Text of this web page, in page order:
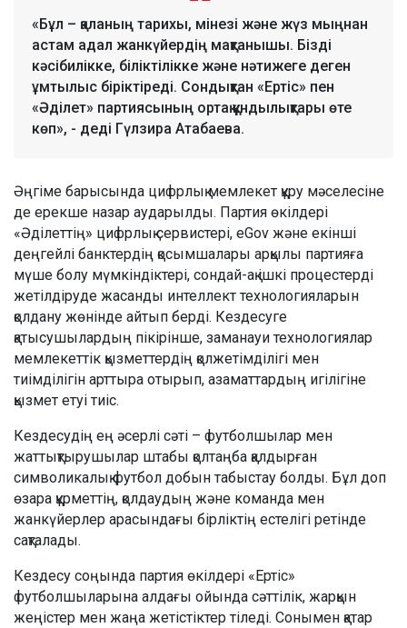
«Бұл – қаланың тарихы, мінезі және жүз мыңнан
астам адал жанкүйердің мақтанышы. Бізді
кәсібилікке, біліктілікке және нәтижеге деген
ұмтылыс біріктіреді. Сондықтан «Ертіс» пен
«Әділет» партиясының ортақ құндылықтары өте
көп», - деді Гүлзира Атабаева.
Әңгіме барысында цифрлық мемлекет құру мәселесіне
де ерекше назар аударылды. Партия өкілдері
«Әділеттің» цифрлық сервистері, eGov және екінші
деңгейлі банктердің қосымшалары арқылы партияға
мүше болу мүмкіндіктері, сондай-ақ ішкі процестерді
жетілдіруде жасанды интеллект технологияларын
қолдану жөнінде айтып берді. Кездесуге
қатысушылардың пікірінше, заманауи технологиялар
мемлекеттік қызметтердің қолжетімділігі мен
тиімділігін арттыра отырып, азаматтардың игілігіне
қызмет етуі тиіс.
Кездесудің ең әсерлі сәті – футболшылар мен
жаттықтырушылар штабы қолтаңба қалдырған
символикалық футбол добын табыстау болды. Бұл доп
өзара құрметтің, қолдаудың және команда мен
жанкүйерлер арасындағы бірліктің естелігі ретінде
сақталады.
Кездесу соңында партия өкілдері «Ертіс»
футболшыларына алдағы ойында сәттілік, жарқын
жеңістер мен жаңа жетістіктер тіледі. Сонымен қатар